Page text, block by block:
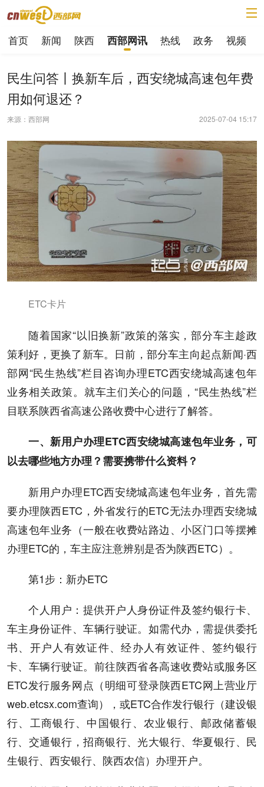
首页 新闻 陕西 西部网讯 热线 政务 视频
民生问答丨换新车后，西安绕城高速包年费
用如何退还？
来源：西部网 2025-07-04 15:17
ETC卡片
随着国家“以旧换新”政策的落实，部分车主趁政
策利好，更换了新车。日前，部分车主向起点新闻·西
部网“民生热线”栏目咨询办理ETC西安绕城高速包年
业务相关政策。就车主们关心的问题，“民生热线”栏
目联系陕西省高速公路收费中心进行了解答。
一、新用户办理ETC西安绕城高速包年业务，可
以去哪些地方办理？需要携带什么资料？
新用户办理ETC西安绕城高速包年业务，首先需
要办理陕西ETC，外省发行的ETC无法办理西安绕城
高速包年业务（一般在收费站路边、小区门口等摆摊
办理ETC的，车主应注意辨别是否为陕西ETC）。
第1步：新办ETC
个人用户：提供开户人身份证件及签约银行卡、
车主身份证件、车辆行驶证。如需代办，需提供委托
书、开户人有效证件、经办人有效证件、签约银行
卡、车辆行驶证。前往陕西省各高速收费站或服务区
ETC发行服务网点（明细可登录陕西ETC网上营业厅
web.etcsx.com查询），或ETC合作发行银行（建设银
行、工商银行、中国银行、农业银行、邮政储蓄银
行、交通银行，招商银行、光大银行、华夏银行、民
生银行、西安银行、陕西农信）办理开户。